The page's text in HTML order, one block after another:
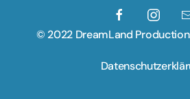
© 2022 DreamLand